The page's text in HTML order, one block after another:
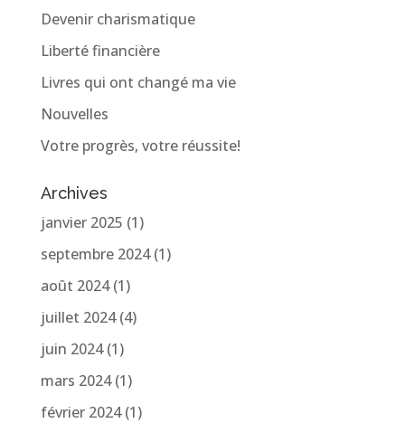
Devenir charismatique
Liberté financière
Livres qui ont changé ma vie
Nouvelles
Votre progrès, votre réussite!
Archives
janvier 2025 (1)
septembre 2024(1)
août 2024(1)
juillet 2024(4)
juin 2024(1)
mars 2024(1)
février 2024(1)